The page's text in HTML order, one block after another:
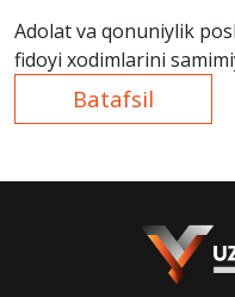
Adolat va qonuniylik
fidoyi xodimlarini
Batafsil